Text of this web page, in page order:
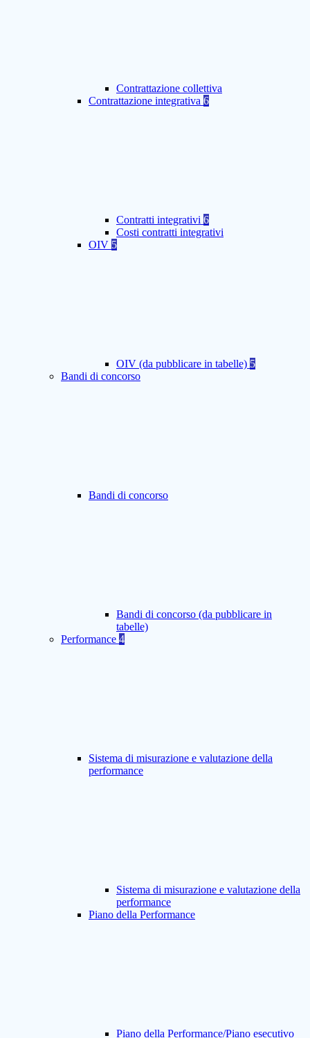
Contrattazione collettiva
Contrattazione integrativa 6
Contratti integrativi 6
Costi contratti integrativi
OIV 5
OIV (da pubblicare in tabelle) 5
Bandi di concorso
Bandi di concorso
Bandi di concorso (da pubblicare in
tabelle)
Performance 4
Sistema di misurazione e valutazione della
performance
Sistema di misurazione e valutazione della
performance
Piano della Performance
Piano della Performance/Piano esecutivo